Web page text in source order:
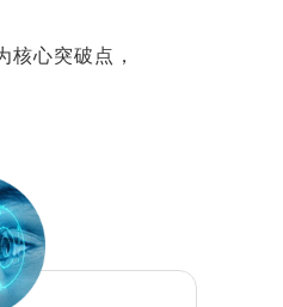
心突破点，